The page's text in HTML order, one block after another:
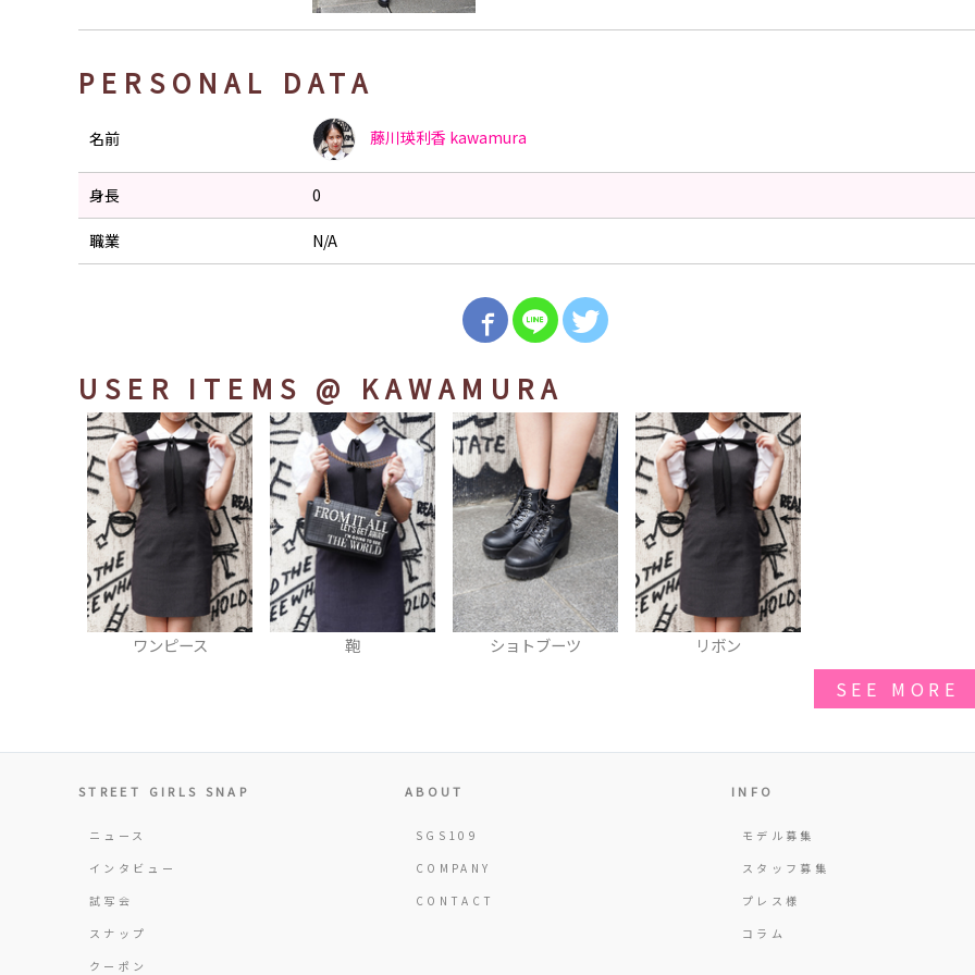
PERSONAL DATA
名前 藤川瑛利香 kawamura
身長 0
職業 N/A
USER ITEMS @ KAWAMURA
ワンピース 鞄 ショトブーツ リボン
SEE MORE
STREET GIRLS SNAP
ニュース
インタビュー
試写会
スナップ
クーポン
ABOUT
SGS109
COMPANY
CONTACT
INFO
モデル募集
スタッフ募集
プレス様
コラム